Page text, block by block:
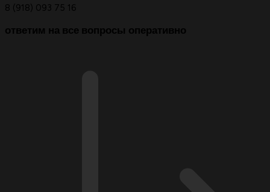
8 (918) 093 75 16
ответим на все вопросы оперативно